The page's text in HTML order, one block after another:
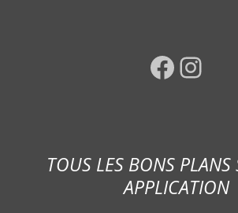
Facebook Instagram
TOUS LES BONS PLANS
APPLICATION